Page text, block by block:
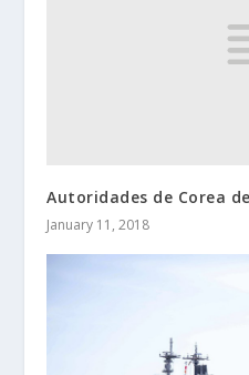
Autoridades de Corea
January 11, 2018